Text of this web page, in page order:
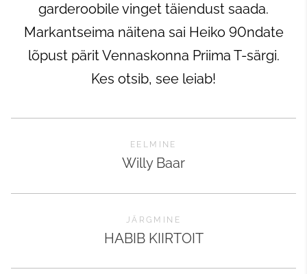
garderoobile vinget täiendust saada.
Markantseima näitena sai Heiko 90ndate
lõpust pärit Vennaskonna Priima T-särgi.
Kes otsib, see leiab!
EELMINE
Willy Baar
JÄRGMINE
HABIB KIIRTOIT